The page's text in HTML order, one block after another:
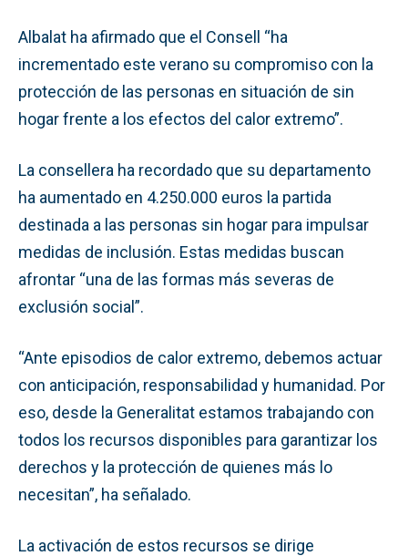
Albalat ha afirmado que el Consell “ha
incrementado este verano su compromiso con la
protección de las personas en situación de sin
hogar frente a los efectos del calor extremo”.
La consellera ha recordado que su departamento
ha aumentado en 4.250.000 euros la partida
destinada a las personas sin hogar para impulsar
medidas de inclusión. Estas medidas buscan
afrontar “una de las formas más severas de
exclusión social”.
“Ante episodios de calor extremo, debemos actuar
con anticipación, responsabilidad y humanidad. Por
eso, desde la Generalitat estamos trabajando con
todos los recursos disponibles para garantizar los
derechos y la protección de quienes más lo
necesitan”, ha señalado.
La activación de estos recursos se dirige